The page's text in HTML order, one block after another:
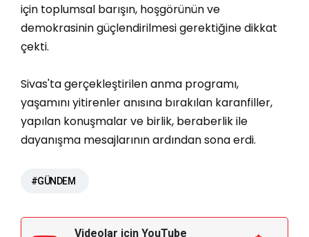
için toplumsal barışın, hoşgörünün ve
demokrasinin güçlendirilmesi gerektiğine dikkat
çekti.
Sivas'ta gerçekleştirilen anma programı,
yaşamını yitirenler anısına bırakılan karanfiller,
yapılan konuşmalar ve birlik, beraberlik ile
dayanışma mesajlarının ardından sona erdi.
#GÜNDEM
Videolar için YouTube